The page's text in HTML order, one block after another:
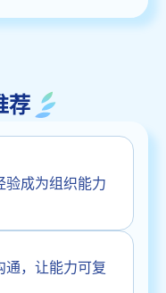
荐
验成为组织能力
通，让能力可复